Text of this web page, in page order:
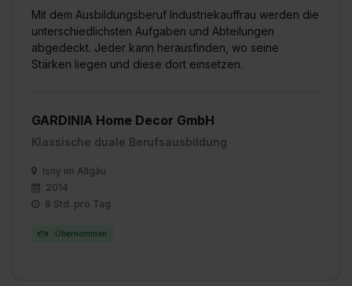
Mit dem Ausbildungsberuf Industriekauffrau werden die
unterschiedlichsten Aufgaben und Abteilungen
abgedeckt. Jeder kann herausfinden, wo seine
Stärken liegen und diese dort einsetzen.
GARDINIA Home Decor GmbH
Klassische duale Berufsausbildung
Isny im Allgäu
2014
8 Std. pro Tag
Übernommen